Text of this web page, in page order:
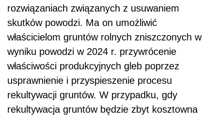
rozwiązaniach związanych z usuwaniem
skutków powodzi. Ma on umożliwić
właścicielom gruntów rolnych zniszczonych w
wyniku powodzi w 2024 r. przywrócenie
właściwości produkcyjnych gleb poprzez
usprawnienie i przyspieszenie procesu
rekultywacji gruntów. W przypadku, gdy
rekultywacja gruntów będzie zbyt kosztowna